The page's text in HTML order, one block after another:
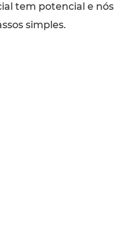
tem potencial e nós
simples.